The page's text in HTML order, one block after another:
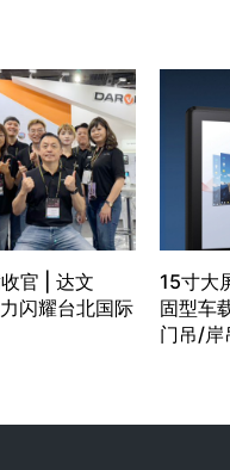
官 | 达文
闪耀台北国际
15寸大
固型车
门吊/岸